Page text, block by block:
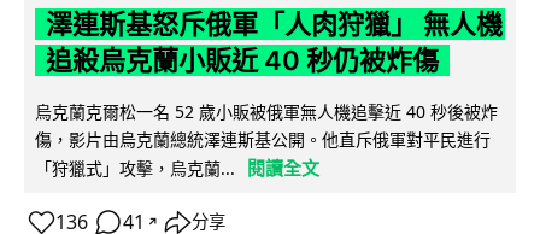
澤連斯基怒斥俄軍「人肉狩獵」 無人機
追殺烏克蘭小販近 40 秒仍被炸傷
烏克蘭克爾松一名 52 歲小販被俄軍無人機追擊近 40 秒後被炸
傷，影片由烏克蘭總統澤連斯基公開。他直斥俄軍對平民進行
「狩獵式」攻擊，烏克蘭...
閱讀全文
136 41 ↗ 分享